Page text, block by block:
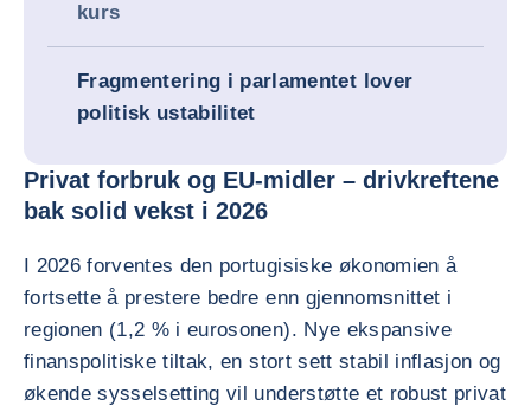
kurs
Fragmentering i parlamentet lover
politisk ustabilitet
Privat forbruk og EU-midler – drivkreftene
bak solid vekst i 2026
I 2026 forventes den portugisiske økonomien å
fortsette å prestere bedre enn gjennomsnittet i
regionen (1,2 % i eurosonen). Nye ekspansive
finanspolitiske tiltak, en stort sett stabil inflasjon og
økende sysselsetting vil understøtte et robust privat